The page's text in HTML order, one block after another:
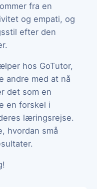
fra en
og empati, og
efter den
hos GoTutor,
med at nå
det som en
en forskel i
læringsrejse.
hvordan små